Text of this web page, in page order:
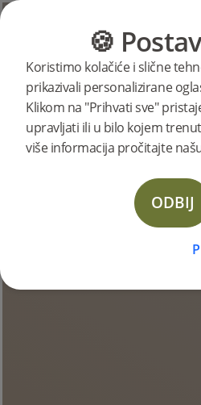
🍪
Koristimo kolačiće i slične
prikazivali personalizirane
Klikom na "Prihvati sve"
upravljati ili u bilo kojem
više informacija pročitajte
ODBIJ
Bjelinove priče